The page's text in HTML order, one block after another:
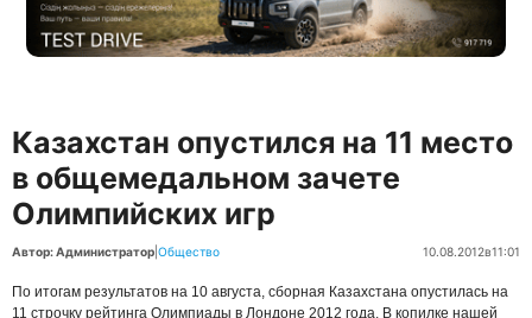
Казахстан опустился на 11 место
в общемедальном зачете
Олимпийских игр
Автор: Администратор Общество 10.08.2012в11:01
По итогам результатов на 10 августа, сборная Казахстана опустилась на
11 строчку рейтинга Олимпиады в Лондоне 2012 года. В копилке нашей